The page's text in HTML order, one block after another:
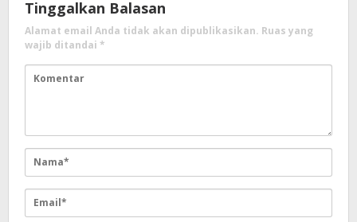
Tinggalkan Balasan
Alamat email Anda tidak akan dipublikasikan. Ruas yang
wajib ditandai *